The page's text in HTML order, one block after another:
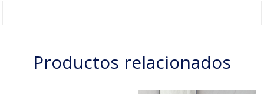
Productos relacionados